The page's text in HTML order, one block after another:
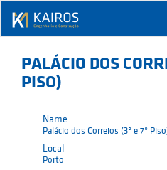
PALÁCIO DOS
PISO)
Name
Palácio dos Correios (3º e 7º
Local
Porto